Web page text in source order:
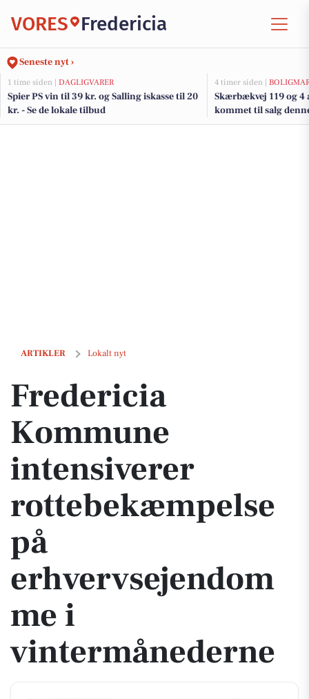
VORES Fredericia
Seneste nyt ›
1 time siden | DAGLIGVARER
Spier PS vin til 39 kr. og Salling iskasse til 20
kr. - Se de lokale tilbud
4 timer siden |
Skærbækvej 119 og 4
kommet til salg
boligerne her.
ARTIKLER Lokalt nyt
Fredericia Kommune intensiverer rottebekæmpelse på
Fredericia
Kommune
intensiverer
rottebekæmpelse
på
erhvervsejendom
me i
vintermånederne